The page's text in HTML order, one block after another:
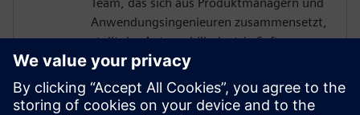
Anwendungsingenieuren zusammensetzt,
stellt der Automobilindustrie Software-
und Hardwareprodukte, Wissen und
Erfahrung bereit, um Systeme für
autonome Fahrzeuge zu entwickeln und zu